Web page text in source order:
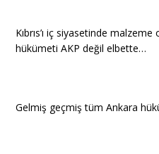
Kıbrıs’ı iç siyasetinde
hükümeti AKP değil elbette…
Gelmiş geçmiş tüm Ankara